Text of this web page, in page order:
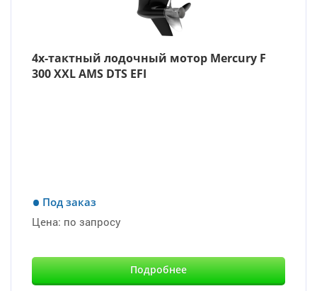
4х-тактный лодочный мотор Mercury F
300 XXL AMS DTS EFI
Под заказ
Цена: по запросу
Подробнее